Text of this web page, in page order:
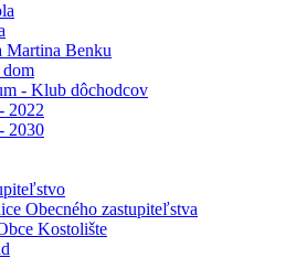
Martina Benku
dom
- Klub dôchodcov
2022
2030
Obecného zastupiteľstva
Kostolište